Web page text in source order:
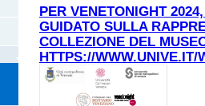
PER VENETONIGHT
GUIDATO SULLA
COLLEZIONE DEL
HTTPS://WWW.UNIVE.IT/